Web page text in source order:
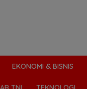
EKONOMI & BISNIS